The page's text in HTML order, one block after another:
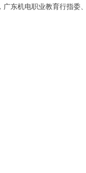
东机电职业教育行指委